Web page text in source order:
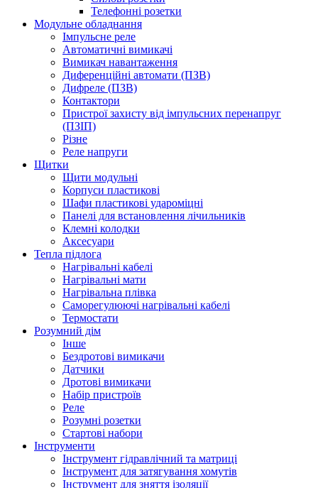
Телефонні розетки
Модульне обладнання
Імпульсне реле
Автоматичні вимикачі
Вимикач навантаження
Диференційні автомати (ПЗВ)
Дифреле (ПЗВ)
Контактори
Пристрої захисту від імпульсних перенапруг
(ПЗІП)
Різне
Реле напруги
Щитки
Щити модульні
Корпуси пластикові
Шафи пластикові удароміцні
Панелі для встановлення лічильників
Клемні колодки
Аксесуари
Тепла підлога
Нагрівальні кабелі
Нагрівальні мати
Нагрівальна плівка
Саморегулюючі нагрівальні кабелі
Термостати
Розумний дім
Інше
Бездротові вимикачи
Датчики
Дротові вимикачи
Набір пристроїв
Реле
Розумні розетки
Стартові набори
Інструменти
Інструмент гідравлічний та матриці
Інструмент для затягування хомутів
Інструмент для зняття ізоляції